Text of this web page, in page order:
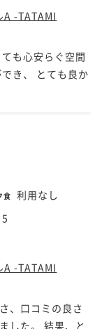
A -TATAMI
も心安らぐ空間
き、 とても良か
食 利用なし
5
A -TATAMI
、口コミの良さ
した。 結果、と